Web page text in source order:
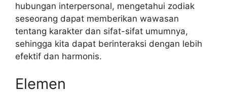
hubungan interpersonal, mengetahui zodiak
seseorang dapat memberikan wawasan
tentang karakter dan sifat-sifat umumnya,
sehingga kita dapat berinteraksi dengan lebih
efektif dan harmonis.
Elemen